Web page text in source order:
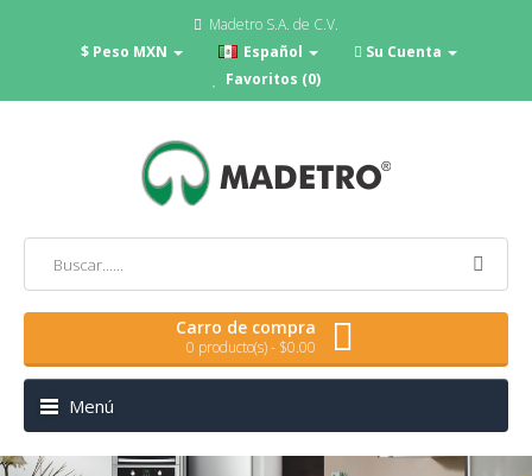
Madetro S.A. de C.V.
$ Peso MXN
Español
Su Cuenta
Favoritos (0)
Carro de compra
0 producto(s) - $0.00
Menú